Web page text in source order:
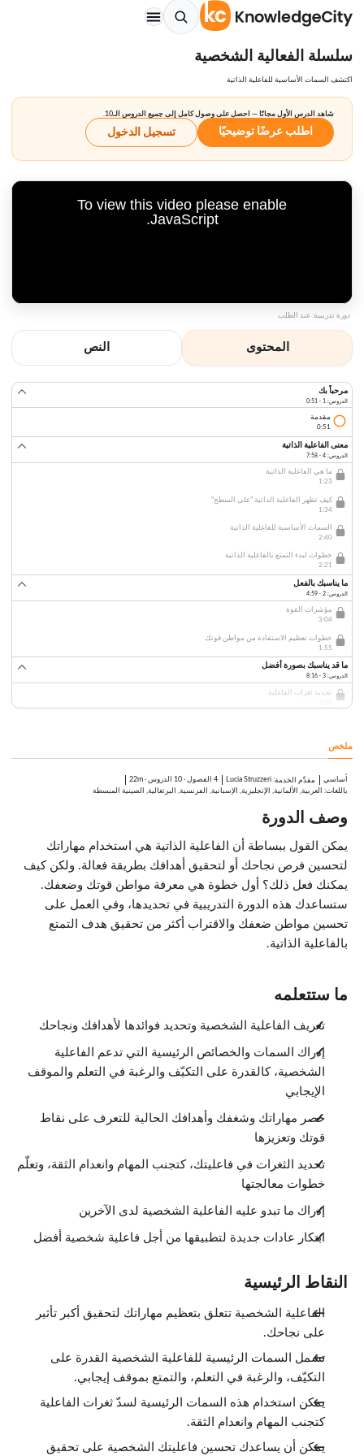
سلسلة الفعالية الشخصية
اكتشف السمات الأساسية للفاعلية الذاتية
شاهد الدرس الأول مجانًا — احصل على وصول كامل إلى جميع الدروس الـ10.
اطلب عرضًا توضيحيًا تسجيل الدخول
To view this video please enable
JavaScript.
دورة تدريبية: عند الطلب
المحتوى النص
مرحباً بك
الدروس: 1 · 0:51
مقدمة
0:51
معنى الفاعلية الذاتية
الدروس: 4 · 7:58
ما هي الفاعلية الذاتية
1:23
كيف تظهر الفاعلية الذاتية "على السطح"
1:34
السمات الأساسية للفاعلية الذاتية
2:40
خطوات لبدء التمتع بالفاعلية الذاتية
2:21
ما يناسبك بالفعل
الدروس: 2 · 4:59
مؤشرات القوة
3:04
خطوات تعظيم الاستفادة من مواطن قوتك
1:55
ما قد يناسبك بصورة أفضل
الدروس: 3 · 8:16
تحديد ثغرات الفاعلية
خاتمة
0:35
ملخص
أساسي مقدِّم الخدمة:
Lucia Struzzeri 4 الفصول · 10 الدروس ·
22m
باللغات: العربية, الألمانية, الإنجليزية, الإسبانية, الفرنسية, البرتغالية, الصينية المبسطة
وصف الدورة
يمكن القول ببساطة أن الفاعلية الذاتية هي استخدام مهاراتك
لتحسين فرص نجاحك أو لتحقيق أهدافك بطريقة فعالة. ولكن كيف
يمكنك فعل ذلك؟ أول خطوة هي معرفة مواطن قوتك وضعفك.
ستساعدك هذه الدورة التدريبية في تحديدها، وفي العمل على
تحسين مواطن ضعفك والاقتراب أكثر من تحقيق هدف التمتع
بالفاعلية الذاتية.
ما ستتعلمه
تعريف الفاعلية الشخصية وتحديد فوائدها لأهدافك ونجاحك
إدراك السمات والخصائص الرئيسية التي تدعم الفاعلية
الشخصية، كالقدرة على التكيّف والرغبة في التعلم والموقف
الإيجابي
حصر مهاراتك وشغفك وأهدافك الحالية للتعرف على نقاط
قوتك وتعزيزها
تحديد الثغرات في فاعليتك، كتجنب المهام وانعدام الثقة، وتعلّم
خطوات معالجتها
إدراك ما تبدو عليه الفاعلية الشخصية لدى الآخرين
ابتكار عادات جديدة لتطبيقها من أجل فاعلية شخصية أفضل
النقاط الرئيسية
الفاعلية الشخصية تتعلق بتعظيم مهاراتك لتحقيق أكبر تأثير
على نجاحك.
تشمل السمات الرئيسية للفاعلية الشخصية القدرة على
التكيّف، والرغبة في التعلم، والتمتع بموقف إيجابي.
يمكن استخدام هذه السمات الرئيسية لسدّ ثغرات الفاعلية
كتجنب المهام وانعدام الثقة.
يمكن أن يساعدك تحسين فاعليتك الشخصية على تحقيق